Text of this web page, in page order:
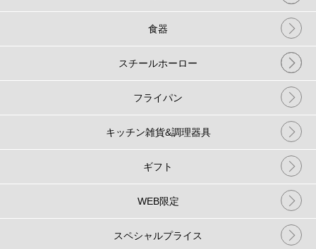
食器
スチールホーロー
フライパン
キッチン雑貨&調理器具
ギフト
WEB限定
スペシャルプライス